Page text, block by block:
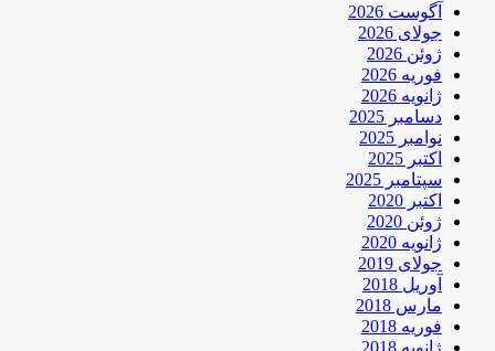
آگوست 2026
جولای 2026
ژوئن 2026
فوریه 2026
ژانویه 2026
دسامبر 2025
نوامبر 2025
اکتبر 2025
سپتامبر 2025
اکتبر 2020
ژوئن 2020
ژانویه 2020
جولای 2019
آوریل 2018
مارس 2018
فوریه 2018
ژانویه 2018